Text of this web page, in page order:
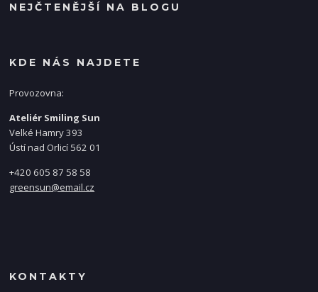
NEJČTENĚJŠÍ NA BLOGU
KDE NÁS NAJDETE
Provozovna:
Ateliér Smiling Sun
Velké Hamry 393
Ústí nad Orlicí 562 01
+420 605 87 58 58
greensun@email.cz
KONTAKTY